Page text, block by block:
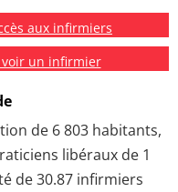
aux infirmiers
un infirmier
de 6 803 habitants,
libéraux de 1
de 30.87 infirmiers